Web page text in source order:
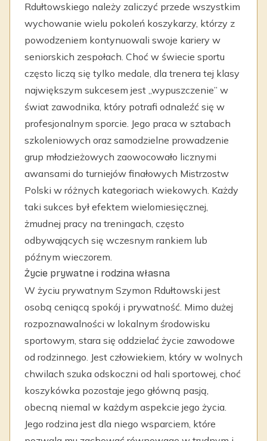
Rdułtowskiego należy zaliczyć przede wszystkim
wychowanie wielu pokoleń koszykarzy, którzy z
powodzeniem kontynuowali swoje kariery w
seniorskich zespołach. Choć w świecie sportu
często liczą się tylko medale, dla trenera tej klasy
największym sukcesem jest „wypuszczenie” w
świat zawodnika, który potrafi odnaleźć się w
profesjonalnym sporcie. Jego praca w sztabach
szkoleniowych oraz samodzielne prowadzenie
grup młodzieżowych zaowocowało licznymi
awansami do turniejów finałowych Mistrzostw
Polski w różnych kategoriach wiekowych. Każdy
taki sukces był efektem wielomiesięcznej,
żmudnej pracy na treningach, często
odbywających się wczesnym rankiem lub
późnym wieczorem.
Życie prywatne i rodzina własna
W życiu prywatnym Szymon Rdułtowski jest
osobą ceniącą spokój i prywatność. Mimo dużej
rozpoznawalności w lokalnym środowisku
sportowym, stara się oddzielać życie zawodowe
od rodzinnego. Jest człowiekiem, który w wolnych
chwilach szuka odskoczni od hali sportowej, choć
koszykówka pozostaje jego główną pasją,
obecną niemal w każdym aspekcie jego życia.
Jego rodzina jest dla niego wsparciem, które